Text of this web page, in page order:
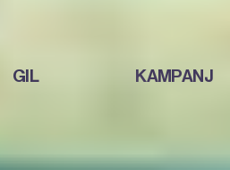
GIL KAMPANJ